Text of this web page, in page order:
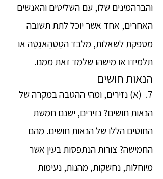
והברהמינים שלו, עם השליטים והאנשים
האחרים, אחד אשר יוכל לתת תשובה
מספקת לשאלות, מלבד הטַטְהָאגַטַה או
תלמידו או מישהו שלמד זאת ממנו.
הנאות חושים
7. (א) נזירים, ומהי ההטבה במקרה של
הנאות חושים? נזירים, ישנם חמשת
החוטים הללו של הנאות חושים. מהם
החמישה? צורות הנתפסות בעין אשר
מיוחלות, נחשקות, מהנות, נעימות